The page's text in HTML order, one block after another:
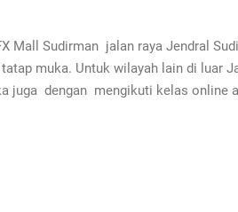
Mall Sudirman jalan raya Jendral
muka. Untuk wilayah lain di luar
juga dengan mengikuti kelas online